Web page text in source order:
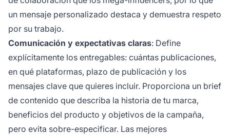
un mensaje personalizado destaca y demuestra respeto
por su trabajo.
Comunicación y expectativas claras: Define
explícitamente los entregables: cuántas publicaciones,
en qué plataformas, plazo de publicación y los
mensajes clave que quieres incluir. Proporciona un brief
de contenido que describa la historia de tu marca,
beneficios del producto y objetivos de la campaña,
pero evita sobre-especificar. Las mejores